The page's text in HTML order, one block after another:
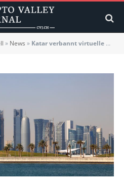
» News » Katar verbannt virtuelle Vermögensdienstleistungen